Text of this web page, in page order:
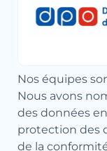
Nos équipes
Nous avons
des données
protection des
de la